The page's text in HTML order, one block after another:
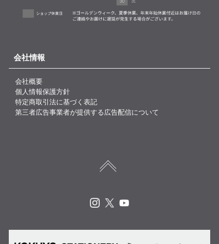
会社情報
会社概要
個人情報保護方針
特定商取引法に基づく表記
第三者広告事業者が提供する広告配信について